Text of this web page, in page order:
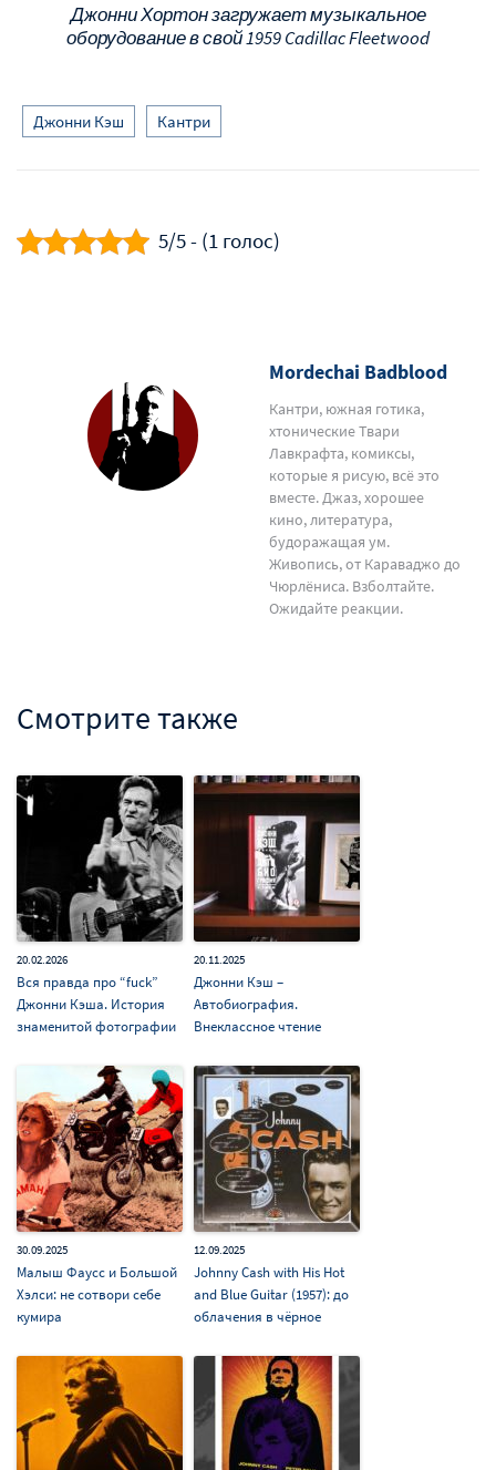
Джонни Хортон загружает музыкальное
оборудование в свой 1959 Cadillac Fleetwood
Джонни Кэш Кантри
5/5 - (1 голос)
Mordechai Badblood
Кантри, южная готика,
хтонические Твари
Лавкрафта, комиксы,
которые я рисую, всё это
вместе. Джаз, хорошее
кино, литература,
будоражащая ум.
Живопись, от Караваджо до
Чюрлёниса. Взболтайте.
Ожидайте реакции.
Смотрите также
20.02.2026
Вся правда про “fuck”
Джонни Кэша. История
знаменитой фотографии
20.11.2025
Джонни Кэш –
Автобиография.
Внеклассное чтение
30.09.2025
Малыш Фаусс и Большой
Хэлси: не сотвори себе
кумира
12.09.2025
Johnny Cash with His Hot
and Blue Guitar (1957): до
облачения в чёрное